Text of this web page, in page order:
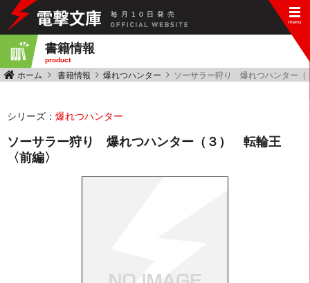
毎 月 10 日 発 売
書籍情報
product
ホーム 書籍情報 爆れつハンター ソーサラー狩り 爆れつハンター
シリーズ： 爆れつハンター
ソーサラー狩り 爆れつハンター（３） 転輪王
〈前編〉